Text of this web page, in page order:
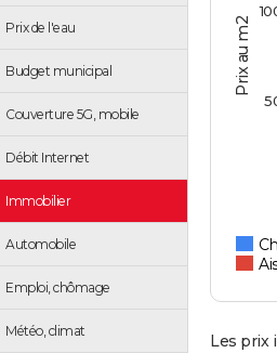
Prix de l'eau
Budget municipal
Couverture 5G, mobile
Débit Internet
Immobilier
Automobile
Emploi, chômage
Météo, climat
Prix au m2
Les prix